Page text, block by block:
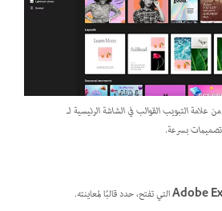
حدد قوالب Express من علامة التبويب القوالب في الشاشة الرئيسية لـ
التي تفتح، حدد قالبًا لمعاينته.